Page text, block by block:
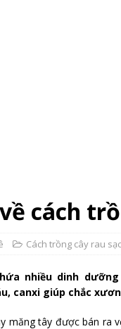
cách
Cách trồng cây rau
nhiều dinh
canxi giúp chắc
măng tây được bán ra